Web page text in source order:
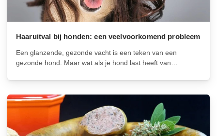
Haaruitval bij honden: een veelvoorkomend probleem
Een glanzende, gezonde vacht is een teken van een
gezonde hond. Maar wat als je hond last heeft van
probleem en kan verschillende oorzaken hebben. Het kan
een teken zijn van een...